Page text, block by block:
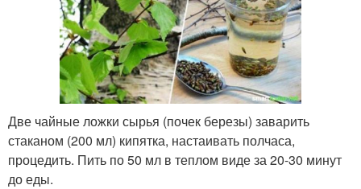
Две чайные ложки сырья (почек березы) заварить
стаканом (200 мл) кипятка, настаивать полчаса,
процедить. Пить по 50 мл в теплом виде за 20-30 минут
до еды.